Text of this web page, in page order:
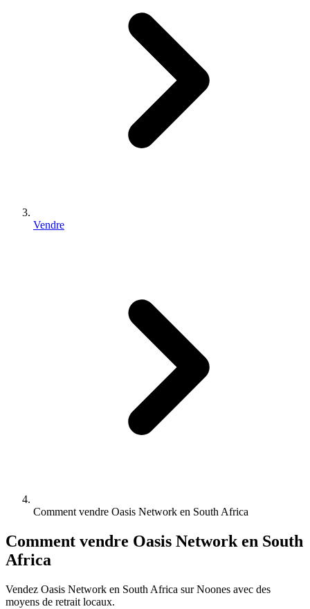
Vendre
Comment vendre Oasis Network en South Africa
Comment vendre Oasis Network en South
Africa
Vendez Oasis Network en South Africa sur Noones avec des
moyens de retrait locaux.